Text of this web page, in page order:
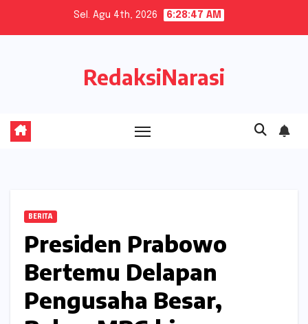
Sel. Agu 4th, 2026 6:28:47 AM
RedaksiNarasi
BERITA
Presiden Prabowo
Bertemu Delapan
Pengusaha Besar,